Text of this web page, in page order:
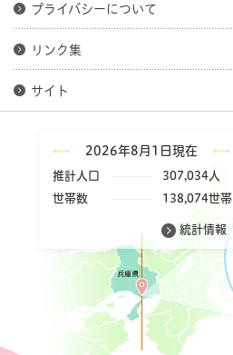
プライバシーについて
リンク集
サイト
2026年8月1日現在
推計人口
307,034人
世帯数
138,074世帯
統計情報